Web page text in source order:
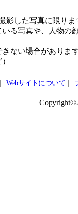
影した写真に限りま
る写真や、人物の
ない場合がありま
Webサイトについて